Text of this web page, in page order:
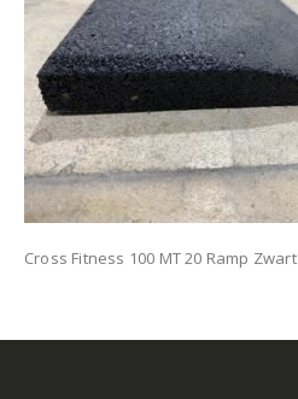
Cross Fitness 100 MT 20 Ramp Zwart